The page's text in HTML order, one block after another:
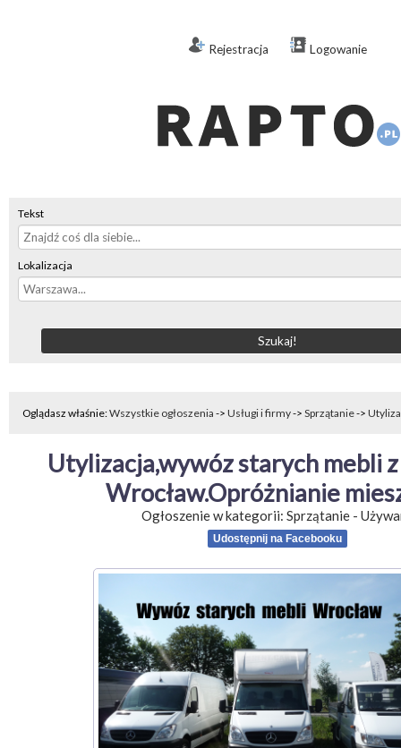
Rejestracja Logowanie
Tekst
Lokalizacja
Oglądasz właśnie:Wszystkie ogłoszenia -> Usługi i firmy-> Sprzątanie->
Utylizacja,wywóz starych mebli
Wrocław.Opróżnianie
Ogłoszenie w kategorii: Sprzątanie-
Udostępnij na Facebooku